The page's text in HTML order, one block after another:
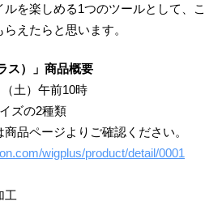
を楽しめる1つのツールとして、こ
えたらと思います。
ス）」商品概要
土）午前10時
ズの2種類
ージよりご確認ください。
wigplus/product/detail/0001
工